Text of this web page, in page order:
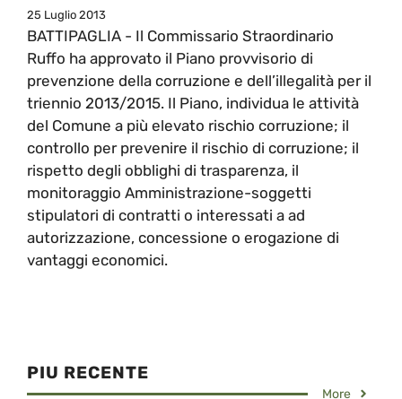
25 Luglio 2013
BATTIPAGLIA - Il Commissario Straordinario
Ruffo ha approvato il Piano provvisorio di
prevenzione della corruzione e dell’illegalità per il
triennio 2013/2015. Il Piano, individua le attività
del Comune a più elevato rischio corruzione; il
controllo per prevenire il rischio di corruzione; il
rispetto degli obblighi di trasparenza, il
monitoraggio Amministrazione-soggetti
stipulatori di contratti o interessati a ad
autorizzazione, concessione o erogazione di
vantaggi economici.
PIU RECENTE
More